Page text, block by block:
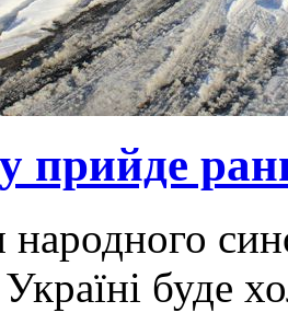
прийде
народного
буде